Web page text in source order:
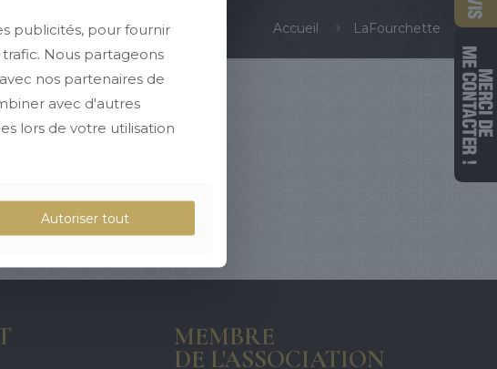
Accueil LaFourchette
MEMBRE
DE L'ASSOCIATION
publicités, pour fournir
Nous partageons
nos partenaires de
avec d'autres
lors de votre utilisation
Autoriser tout